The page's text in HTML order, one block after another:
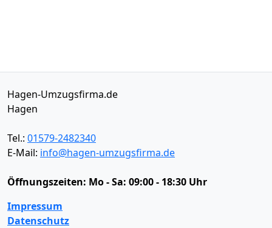
Hagen-Umzugsfirma.de
Hagen
Tel.: 01579-2482340
E-Mail: info@hagen-umzugsfirma.de
Öffnungszeiten: Mo - Sa: 09:00 - 18:30 Uhr
Impressum
Datenschutz